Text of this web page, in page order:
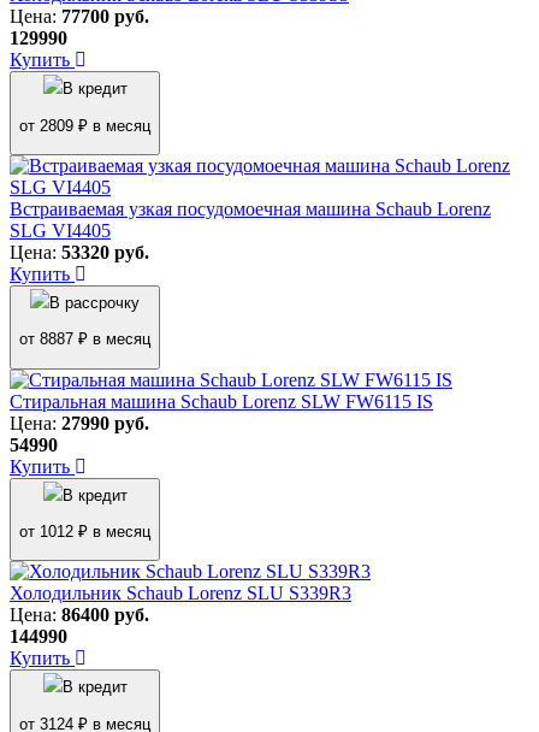
Цена: 77700 руб.
129990
Купить
В кредит
от 2809 ₽ в месяц
Встраиваемая узкая посудомоечная машина Schaub Lorenz
SLG VI4405
Цена: 53320 руб.
Купить
В рассрочку
от 8887 ₽ в месяц
Стиральная машина Schaub Lorenz SLW FW6115 IS
Цена: 27990 руб.
54990
Купить
В кредит
от 1012 ₽ в месяц
Холодильник Schaub Lorenz SLU S339R3
Цена: 86400 руб.
144990
Купить
В кредит
от 3124 ₽ в месяц